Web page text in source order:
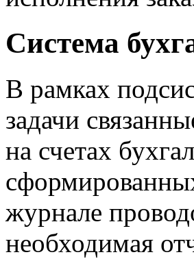
Система
В рамках
задачи
на счетах
журнале
необходимая